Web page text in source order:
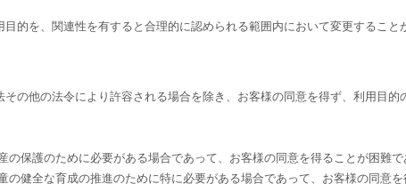
的を、関連性を有すると合理的に認められる範囲内において変更すること
の他の法令により許容される場合を除き、お客様の同意を得ず、利用目
の保護のために必要がある場合であって、お客様の同意を得ることが困難で
の健全な育成の推進のために特に必要がある場合であって、お客様の同意